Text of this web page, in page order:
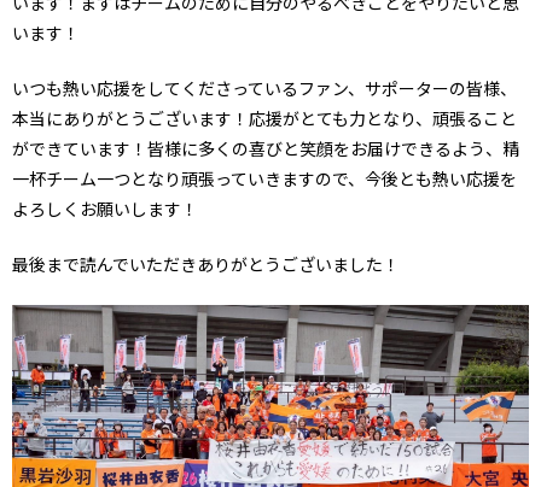
います！
いつも熱い応援をしてくださっているファン、サポーターの皆様、
本当にありがとうございます！応援がとても力となり、頑張ること
ができています！皆様に多くの喜びと笑顔をお届けできるよう、精
一杯チーム一つとなり頑張っていきますので、今後とも熱い応援を
よろしくお願いします！
最後まで読んでいただきありがとうございました！